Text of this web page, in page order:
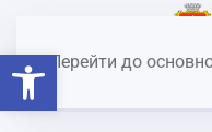
Відкрити Панель
Перейти до
підрозділу ковельчанина
обладнання